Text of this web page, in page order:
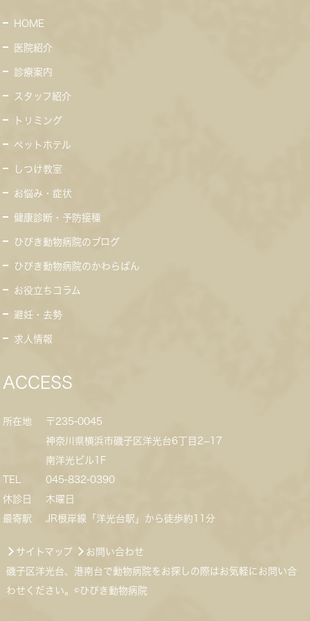
HOME
医院紹介
診療案内
スタッフ紹介
トリミング
ペットホテル
しつけ教室
お悩み・症状
健康診断・予防接種
ひびき動物病院のブログ
ひびき動物病院のかわらばん
お役立ちコラム
避妊・去勢
求人情報
ACCESS
所在地
〒235-0045
神奈川県横浜市磯子区洋光台6丁目2−17
南洋光ビル1F
TEL
045-832-0390
休診日
木曜日
最寄駅
JR根岸線「洋光台駅」から徒歩約11分
サイトマップ
お問い合わせ
磯子区洋光台、港南台で動物病院をお探しの際はお気軽にお問い合
わせください。©ひびき動物病院